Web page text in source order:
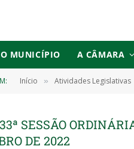
O MUNICÍPIO A CÂMARA
Início » Atividades Legislativas
SESSÃO
DE 2022